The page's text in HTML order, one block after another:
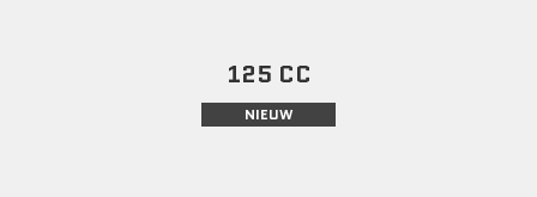
125 CC
NIEUW